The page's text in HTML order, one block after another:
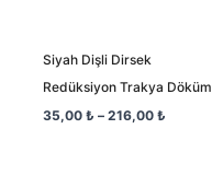
Siyah Dişli Dirsek
Redüksiyon Trakya Döküm
35,00₺ –216,00₺